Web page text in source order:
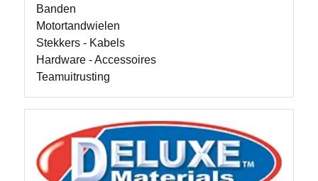
Banden
Motortandwielen
Stekkers - Kabels
Hardware - Accessoires
Teamuitrusting